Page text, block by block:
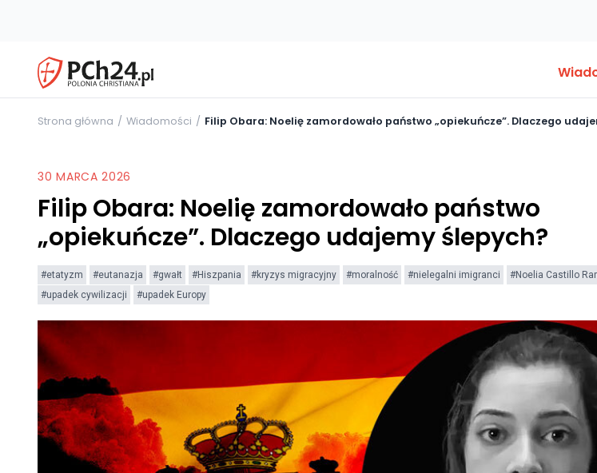
Strona główna Wiadomości Filip Obara: Noelię zamordowało państwo „opiekuńcze”. Dlaczego
30 MARCA 2026
Filip Obara: Noelię zamordowało państwo
„opiekuńcze”. Dlaczego udajemy ślepych?
#etatyzm #eutanazja #gwałt #Hiszpania #kryzys migracyjny #moralność #nielegalni imigranci
#Noelia Castillo
#upadek cywilizacji
#upadek Europy